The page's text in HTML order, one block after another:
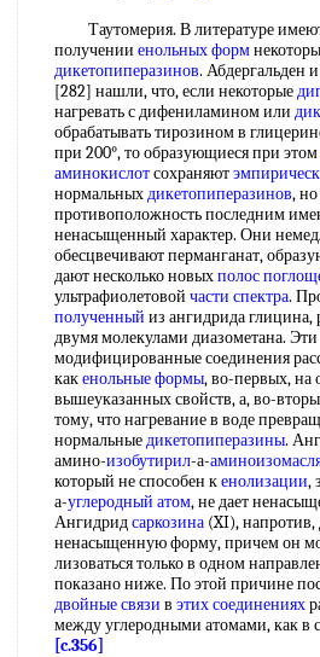
Таутомерия. В литературе
получении енольных форм
дикетопиперазинов. Абдергальден
[282] нашли, что, если некоторые
нагревать с дифениламином или
обрабатывать тирозином в
при 200°, то образующиеся при этом
аминокислотсохраняют
нормальныхдикетопиперазинов, но
противоположность последним
ненасыщенный характер. Они
обесцвечивают перманганат,
дают несколько новыхполос
ультрафиолетовой части спектра.
полученный из ангидрида глицина,
двумя молекулами диазометана. Эти
модифицированные соединения
какенольные формы, во-первых, на
вышеуказанных свойств, а, во-
тому, что нагревание в воде
нормальныедикетопиперазины.
амино-изобутирил-а-
который не способен кенолизации,
а-углеродный атом, не дает
Ангидридсаркозина (XI), напротив,
ненасыщенную форму, причем он
лизоваться только в одном
показано ниже. По этой причине
двойные связи в этих соединениях
между углеродными атомами, как в
[c.356]